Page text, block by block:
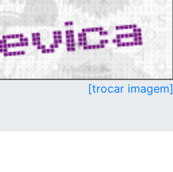
[trocar imagem]